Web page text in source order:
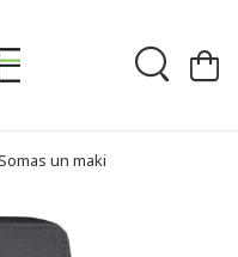
un maki